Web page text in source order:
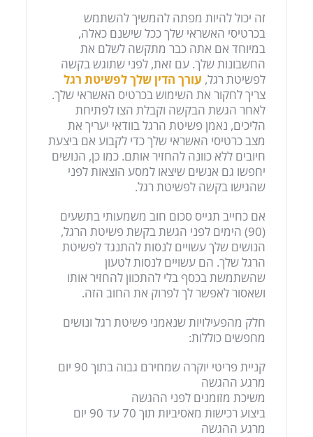
זה יכול להיות מפתה להמשיך להשתמש
בכרטיסי האשראי שלך ככל שישנם כאלה,
במיוחד אם אתה כבר מתקשה לשלם את
החשבונות שלך. עם זאת, לפני שתוגש בקשה
לפשיטת רגל, עורך הדין שלך לפשיטת רגל
צריך לחקור את השימוש בכרטיס האשראי שלך.
לאחר הגשת הבקשה וקבלת הצו לפתיחת
הליכים, נאמן פשיטת הרגל בוודאי יעריך את
מצב כרטיסי האשראי שלך כדי לקבוע אם ביצעת
חיובים ללא כוונה להחזיר אותם. כמו כן, הנושים
יחפשו גם אנשים שיצאו למסע הוצאות לפני
שהגישו בקשה לפשיטת רגל.
אם כחייב תגייס סכום חוב משמעותי בתשעים
(90) הימים לפני הגשת בקשת פשיטת הרגל,
הנושים שלך עשויים לנסות להתנגד לפשיטת
הרגל שלך. הם עשויים לנסות לטעון
שהשתמשת בכסף בלי להתכוון להחזיר אותו
ושאסור לאפשר לך לפרוק את החוב הזה.
חלק מהפעילויות שנאמני פשיטת רגל ונושים
מחפשים כוללות:
קניית פריטי יוקרה שמחירם גבוה בתוך 90 יום
מרגע ההגשה
משיכת מזומנים לפני ההגשה
ביצוע רכישות מאסיביות תוך 70 עד 90 יום
מרגע ההגשה